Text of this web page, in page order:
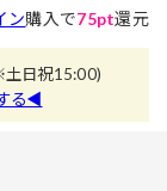
ン購入で75pt還元
日祝15:00)
る◀